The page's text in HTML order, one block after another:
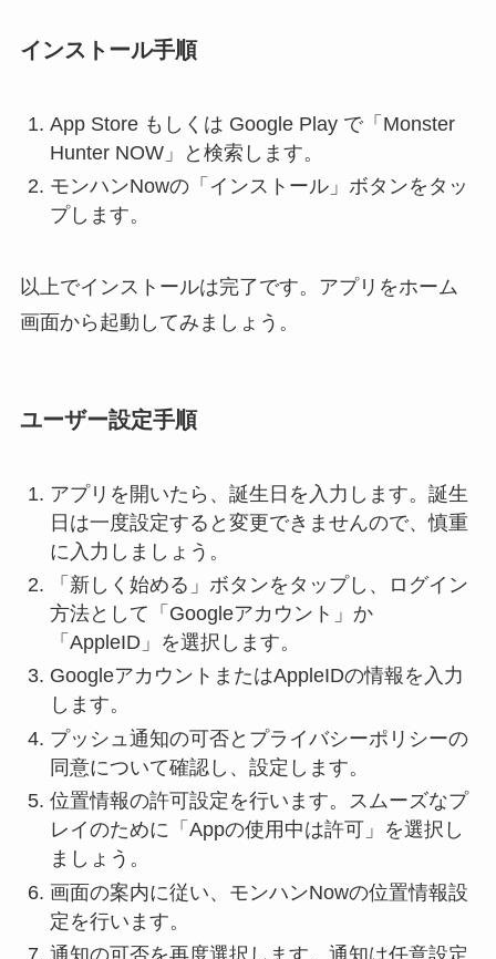
インストール手順
App Store もしくは Google Play で「Monster
Hunter NOW」と検索します。
モンハンNowの「インストール」ボタンをタッ
プします。
以上でインストールは完了です。アプリをホーム
画面から起動してみましょう。
ユーザー設定手順
アプリを開いたら、誕生日を入力します。誕生
日は一度設定すると変更できませんので、慎重
に入力しましょう。
「新しく始める」ボタンをタップし、ログイン
方法として「Googleアカウント」か
「AppleID」を選択します。
GoogleアカウントまたはAppleIDの情報を入力
します。
プッシュ通知の可否とプライバシーポリシーの
同意について確認し、設定します。
位置情報の許可設定を行います。スムーズなプ
レイのために「Appの使用中は許可」を選択し
ましょう。
画面の案内に従い、モンハンNowの位置情報設
定を行います。